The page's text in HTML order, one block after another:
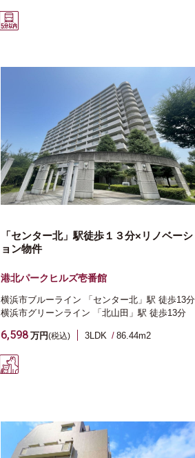
「センター北」駅徒歩１３分×リノベーシ
ョン物件
港北パークヒルズ壱番館
横浜市ブルーライン 「センター北」駅 徒歩13分
横浜市グリーンライン
「北山田」駅 徒歩13分
6,598 万円(税込) 3LDK 86.44m2